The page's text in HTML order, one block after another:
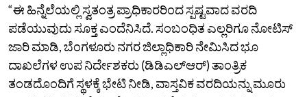
“ಈ ಹಿನ್ನೆಲೆಯಲ್ಲಿ ಸ್ವತಂತ್ರ ಪ್ರಾಧಿಕಾರರಿಂದ ಸ್ಪಷ್ಟವಾದ ವರದಿ
ಪಡೆಯುವುದು ಸೂಕ್ತ ಎಂದೆನಿಸಿದೆ. ಸಂಬಂಧಿತ ಎಲ್ಲರಿಗೂ ನೋಟಿಸ್‌
ಜಾರಿ ಮಾಡಿ, ಬೆಂಗಳೂರು ನಗರ ಜಿಲ್ಲಾಧಿಕಾರಿ ನೇಮಿಸಿದ ಭೂ
ದಾಖಲೆಗಳ ಉಪ ನಿರ್ದೇಶಕರು (ಡಿಡಿಎಲ್‌ಆರ್‌) ತಾಂತ್ರಿಕ
ತಂಡದೊಂದಿಗೆ ಸ್ಥಳಕ್ಕೆ ಭೇಟಿ ನೀಡಿ, ವಾಸ್ತವಿಕ ವರದಿಯನ್ನು ಮೂರು